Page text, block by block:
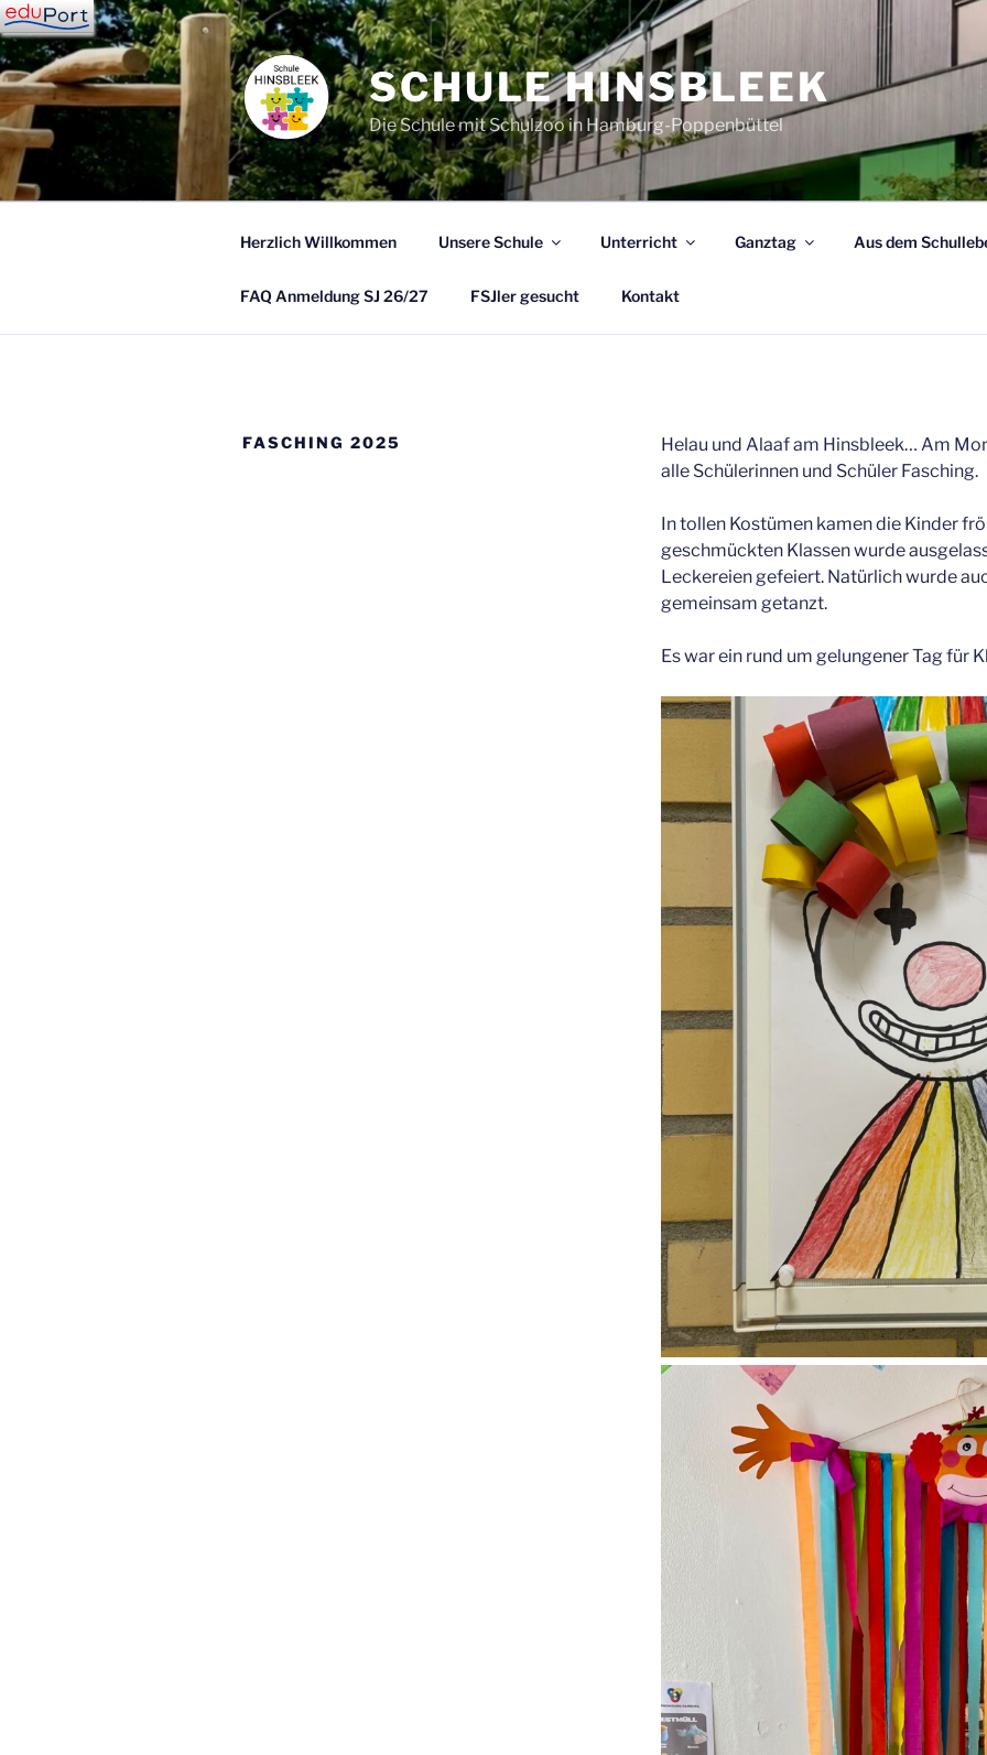
Zum
Inhalt
springen
SCHULE HINSBLEEK
Die Schule mit Schulzoo in Hamburg-Poppenbüttel
Herzlich Willkommen Unsere Schule Unterricht Ganztag Aus dem
FAQ Anmeldung SJ 26/27 FSJler gesucht Kontakt
FASCHING 2025
Helau und Alaaf am Hinsbleek… Am
alle Schülerinnen und Schüler Fasching.
In tollen Kostümen kamen die Kinder
geschmückten Klassen wurde
Leckereien gefeiert. Natürlich wurde
gemeinsam getanzt.
Es war ein rund um gelungener Tag für